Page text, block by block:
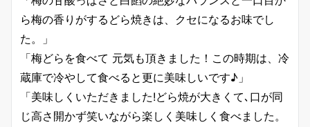
ら梅の香りがするどら焼きは、クセになるお味でし
た。」
「梅どらを食べて 元気も頂きました！この時期は、冷
蔵庫で冷やして食べると更に美味しいです♪」
「美味しくいただきました!どら焼が大きくて､口が同
じ高さ開かず笑いながら楽しく美味しく食べました。